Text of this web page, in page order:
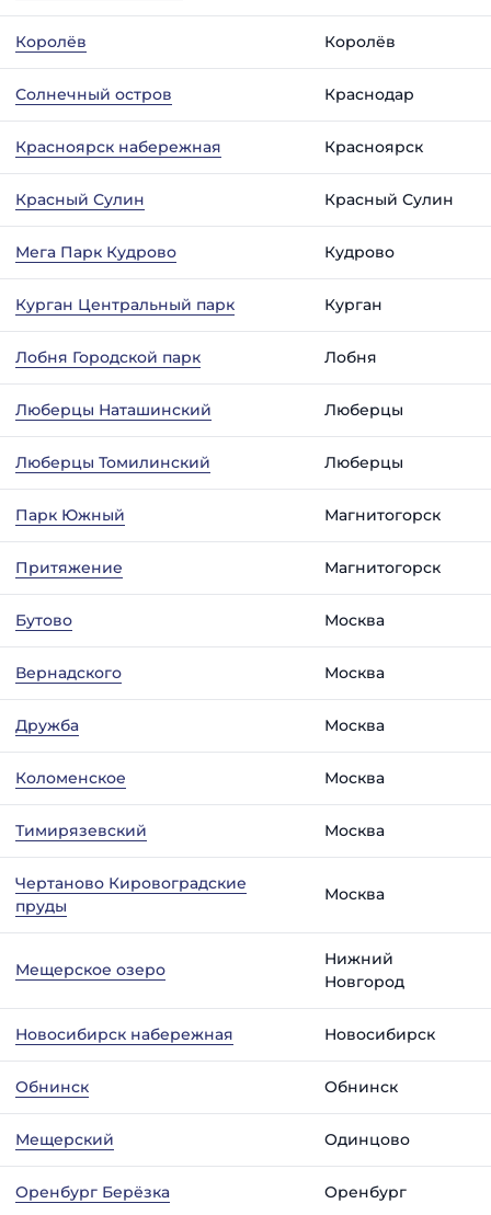
Королёв Королёв
Солнечный остров Краснодар
Красноярск набережная Красноярск
Красный Сулин Красный Сулин
Мега Парк Кудрово Кудрово
Курган Центральный парк Курган
Лобня Городской парк Лобня
Люберцы Наташинский Люберцы
Люберцы Томилинский Люберцы
Парк Южный Магнитогорск
Притяжение Магнитогорск
Бутово Москва
Вернадского Москва
Дружба Москва
Коломенское Москва
Тимирязевский Москва
Чертаново Кировоградские
пруды
Москва
Мещерское озеро
Нижний
Новгород
Новосибирск набережная Новосибирск
Обнинск Обнинск
Мещерский Одинцово
Оренбург Берёзка Оренбург